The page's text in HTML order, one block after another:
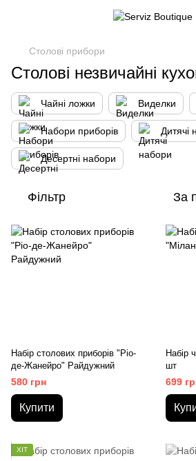
Столові прибори
Столові незвичайні
Чайні ложки Виделки
Набори приборів Дитячі
Десертні набори
Фільтр За
Набір столових приборів "Ріо-
де-Жанейро" Райдужний
580 грн
Купити
Набір
шт
699
ХІТ